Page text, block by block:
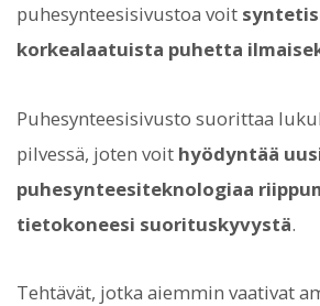
puhesynteesisivustoa voit
korkealaatuista puhetta
Puhesynteesisivusto suorittaa
pilvessä, joten voit hyödyntää
puhesynteesiteknologiaa
tietokoneesi suorituskyvystä.
Tehtävät, jotka aiemmin vaativat